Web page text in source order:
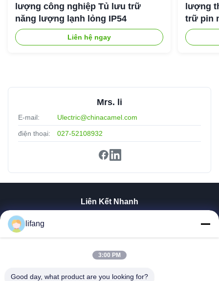
lượng công nghiệp Tủ lưu trữ
năng lượng lạnh lỏng IP54
Liên hệ ngay
lượng
trữ pin
Mrs. li
E-mail: Ulectric@chinacamel.com
điện thoại: 027-52108932
Liên Kết Nhanh
Tham Quan Nhà Máy
lifang
3:00 PM
Good day, what product are you looking for?